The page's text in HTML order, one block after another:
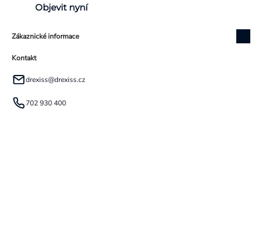
Objevit nyní
Zákaznické informace
Kontakt
drexiss@drexiss.cz
702 930 400